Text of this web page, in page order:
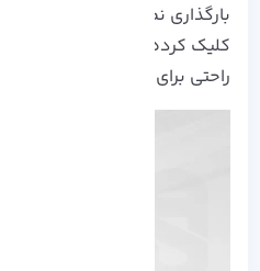
بارگذاری نمایید. در همین
کلیک کرده، و
راحتی برای فایل خود یک نام